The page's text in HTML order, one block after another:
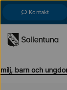
Kontakt
barn och